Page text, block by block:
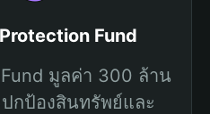
Fund
มูลค่า 300 ล้าน
กป้องสินทรัพย์และ